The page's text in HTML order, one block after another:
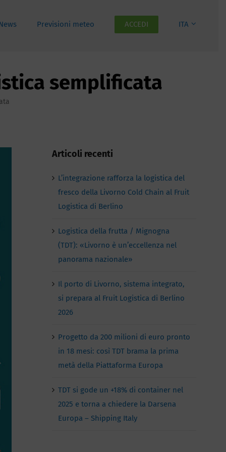
Previsioni meteo ACCEDI ITA
semplificata
Articoli recenti
L’integrazione rafforza la logistica del
fresco della Livorno Cold Chain al Fruit
Logistica di Berlino
Logistica della frutta / Mignogna
(TDT): «Livorno è un’eccellenza nel
panorama nazionale»
Il porto di Livorno, sistema integrato,
si prepara al Fruit Logistica di Berlino
2026
Progetto da 200 milioni di euro pronto
in 18 mesi: così TDT brama la prima
metà della Piattaforma Europa
TDT si gode un +18% di container nel
2025 e torna a chiedere la Darsena
Europa – Shipping Italy